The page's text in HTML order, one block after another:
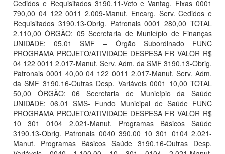
Cedidos e Requisitados 3190.11-Vcto e Vantag. Fixas 0001
790,00 04 122 0011 2.009-Manut. Encarg. Serv. Cedidos e
Requisitados 3190.13-Obrig. Patronais 0001 280,00 TOTAL
2.110,00 ÓRGÃO: 05 Secretaria de Município de Finanças
UNIDADE: 05.01 SMF – Órgão Subordinado FUNC
PROGRAMA PROJETO/ATIVIDADE DESPESA FR VALOR R$
04 122 0011 2.017-Manut. Serv. Adm. da SMF 3190.13-Obrig.
Patronais 0001 40,00 04 122 0011 2.017-Manut. Serv. Adm.
da SMF 3190.16-Outras Desp. Variáveis 0001 10,00 TOTAL
50,00 ÓRGÃO: 06 Secretaria de Município da Saúde
UNIDADE: 06.01 SMS- Fundo Municipal de Saúde FUNC
PROGRAMA PROJETO/ATIVIDADE DESPESA FR VALOR R$
10 301 0104 2.021-Manut. Programas Básicos Saúde
3190.13-Obrig. Patronais 0040 390,00 10 301 0104 2.021-
Manut. Programas Básicos Saúde 3190.16-Outras Desp.